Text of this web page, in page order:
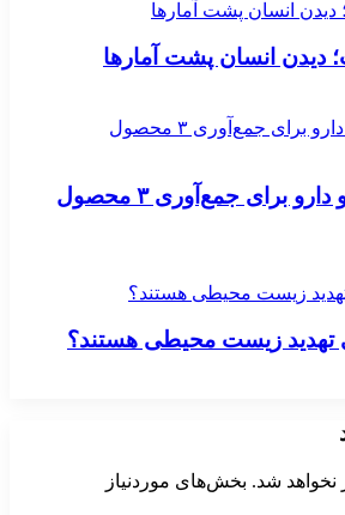
دیدن انسان پشت آمارها
دستور سازمان غذا و دارو برای جمع‌آوری ۳ محصول
تهدید زیست محیطی هستند؟
نخواهد شد. بخش‌های موردنیاز